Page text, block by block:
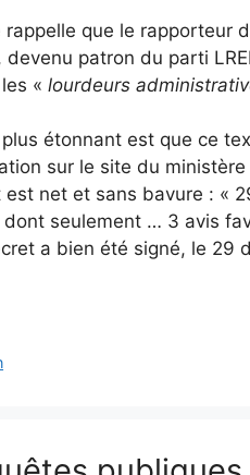
rappelle que le rapporteur
devenu patron du parti
« lourdeurs
étonnant est que ce
sur le site du
est net et sans bavure : «
dont seulement … 3 avis
a bien été signé, le